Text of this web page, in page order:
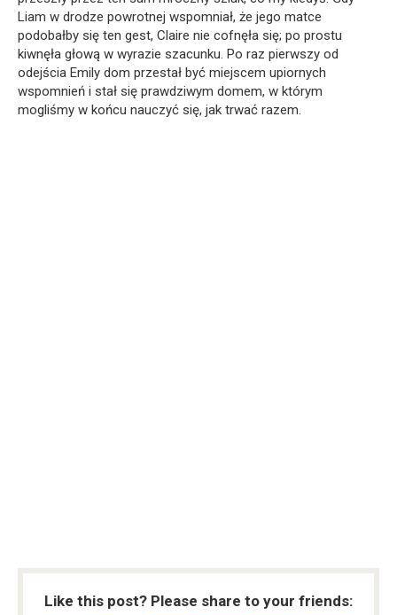
Liam w drodze powrotnej wspomniał, że jego matce
podobałby się ten gest, Claire nie cofnęła się; po prostu
kiwnęła głową w wyrazie szacunku. Po raz pierwszy od
odejścia Emily dom przestał być miejscem upiornych
wspomnień i stał się prawdziwym domem, w którym
mogliśmy w końcu nauczyć się, jak trwać razem.
Like this post? Please share to your friends: